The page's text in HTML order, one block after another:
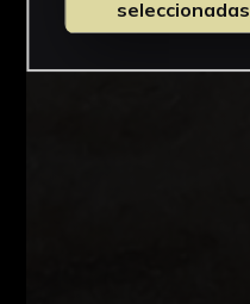
seleccionadas